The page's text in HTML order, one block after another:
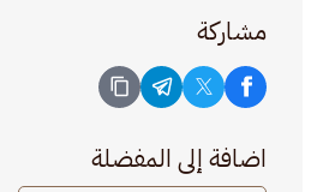
مشاركة
اضافة إلى المفضلة